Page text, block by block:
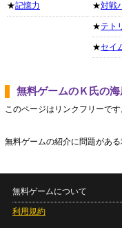
★記憶力 ★対戦
★テト
★セイ
無料ゲームのＫ氏の
このページはリンクフリーで
無料ゲームの紹介に問題があ
無料ゲームについて
利用規約